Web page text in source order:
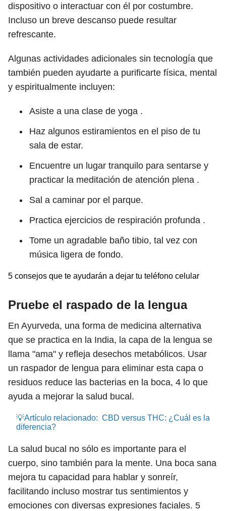
dispositivo o interactuar con él por costumbre.
Incluso un breve descanso puede resultar
refrescante.
Algunas actividades adicionales sin tecnología que
también pueden ayudarte a purificarte física, mental
y espiritualmente incluyen:
Asiste a una clase de yoga .
Haz algunos estiramientos en el piso de tu
sala de estar.
Encuentre un lugar tranquilo para sentarse y
practicar la meditación de atención plena .
Sal a caminar por el parque.
Practica ejercicios de respiración profunda .
Tome un agradable baño tibio, tal vez con
música ligera de fondo.
5 consejos que te ayudarán a dejar tu teléfono celular
Pruebe el raspado de la lengua
En Ayurveda, una forma de medicina alternativa
que se practica en la India, la capa de la lengua se
llama "ama" y refleja desechos metabólicos. Usar
un raspador de lengua para eliminar esta capa o
residuos reduce las bacterias en la boca, 4 lo que
ayuda a mejorar la salud bucal.
💡Artículo relacionado: CBD versus THC: ¿Cuál es la
diferencia?
La salud bucal no sólo es importante para el
cuerpo, sino también para la mente. Una boca sana
mejora tu capacidad para hablar y sonreír,
facilitando incluso mostrar tus sentimientos y
emociones con diversas expresiones faciales. 5